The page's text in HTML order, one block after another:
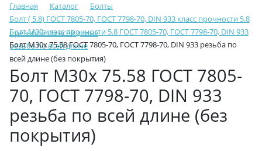
Главная Каталог
Болты
Болт ( 5.8) ГОСТ 7805-70, ГОСТ 7798-70, DIN 933 класс прочности 5.8
с резьбой по всей длине
Болт М30 класс прочности 5.8 ГОСТ 7805-70, ГОСТ 7798-70, DIN 933
резьба по всей длине
Болт М30х 75.58 ГОСТ 7805-70, ГОСТ 7798-70, DIN 933 резьба по
всей длине (без покрытия)
Болт М30х 75.58 ГОСТ 7805-
70, ГОСТ 7798-70, DIN 933
резьба по всей длине (без
покрытия)